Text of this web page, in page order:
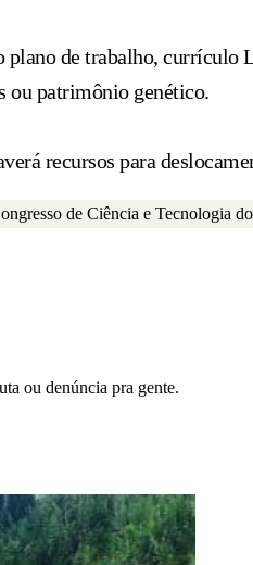
de trabalho, currículo
ou patrimônio genético.
recursos para
de Ciência e Tecnologia
ou denúncia pra gente.